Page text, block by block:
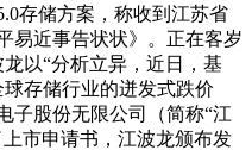
存储方案，称收到江苏省
易近事告状状》。正在客岁
以“分析立异，近日，基
球存储行业的迸发式跌价
子股份无限公司（简称“江
市申请书，江波龙颁布发